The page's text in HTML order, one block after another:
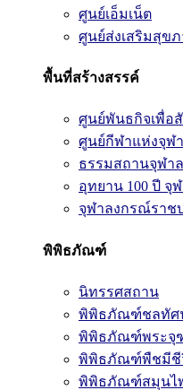
ศูนย์เอ็มเน็ต
ศูนย์ส่งเสริมสุขภ
พื้นที่สร้างสรรค์
ศูนย์พันธกิจเพื่อ
ศูนย์กีฬาแห่งจุฬ
ธรรมสถานจุฬา
อุทยาน 100 ปี จุ
จุฬาลงกรณ์ราช
พิพิธภัณฑ์
นิทรรศสถาน
พิพิธภัณฑ์ชลทัศ
พิพิธภัณฑ์พระจุ
พิพิธภัณฑ์พืชมีชี
พิพิธภัณฑ์สมุนไ